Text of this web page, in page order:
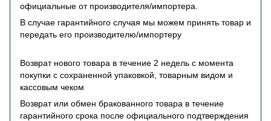
официальные от производителя/импортера.
В случае гарантийного случая мы можем принять товар и
передать его производителю/импортеру
Возврат нового товара в течение 2 недель с момента
покупки с сохраненной упаковкой, товарным видом и
кассовым чеком
Возврат или обмен бракованного товара в течение
гарантийного срока после официального подтверждения